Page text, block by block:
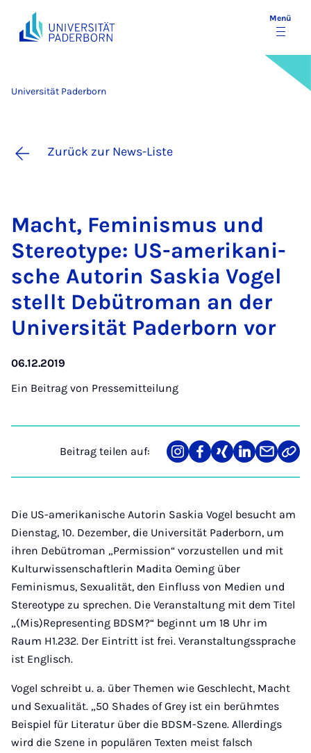
Menü
Universität Paderborn
Zurück zur News-Liste
Macht, Fe­mi­nis­mus und
Ste­reo­ty­pe: US-ame­ri­ka­ni­
sche Au­to­rin Sas­kia Vo­gel
stellt De­bütroman an der
Uni­ver­si­tät Pa­der­born vor
06.12.2019
Ein Beitrag von Pressemitteilung
Beitrag teilen auf:
Teilen
auf
Teilen
auf
Teilen
auf
Teilen
auf
Teilen
über
Mail
Link
Die US-amerikanische Autorin Saskia Vogel besucht am
Dienstag, 10. Dezember, die Universität Paderborn, um
ihren Debütroman „Permission“ vorzustellen und mit
Kulturwissenschaftlerin Madita Oeming über
Feminismus, Sexualität, den Einfluss von Medien und
Stereotype zu sprechen. Die Veranstaltung mit dem Titel
„(Mis)Representing BDSM?“ beginnt um 18 Uhr im
Raum H1.232. Der Eintritt ist frei. Veranstaltungssprache
ist Englisch.
Vogel schreibt u. a. über Themen wie Geschlecht, Macht
und Sexualität. „50 Shades of Grey ist ein berühmtes
Beispiel für Literatur über die BDSM-Szene. Allerdings
wird die Szene in populären Texten meist falsch